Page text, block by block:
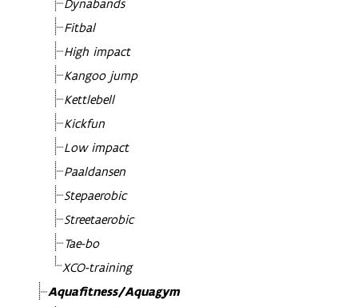
Dynabands
Fitbal
High impact
Kangoo jump
Kettlebell
Kickfun
Low impact
Paaldansen
Stepaerobic
Streetaerobic
Tae-bo
XCO-training
Aquafitness/Aquagym